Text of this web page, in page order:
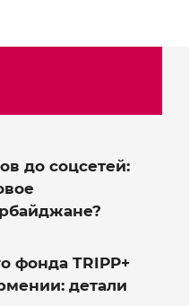
до соцсетей:
фонда TRIPP+
детали